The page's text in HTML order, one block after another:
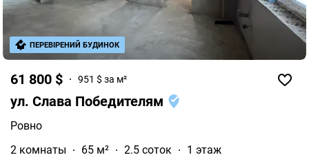
61 800 $ 951 $ за м²
ул. Слава Победителям
Ровно
2 комнаты
65 м² 2.5 соток 1 этаж
ПЕРЕВІРЕНИЙ БУДИНОК